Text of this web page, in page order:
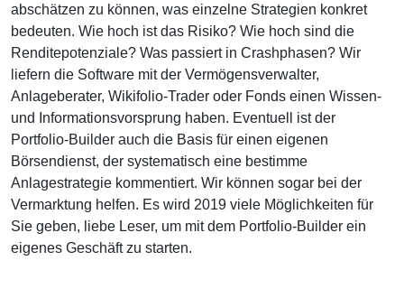
abschätzen zu können, was einzelne Strategien konkret
bedeuten. Wie hoch ist das Risiko? Wie hoch sind die
Renditepotenziale? Was passiert in Crashphasen? Wir
liefern die Software mit der Vermögensverwalter,
Anlageberater, Wikifolio-Trader oder Fonds einen Wissen-
und Informationsvorsprung haben. Eventuell ist der
Portfolio-Builder auch die Basis für einen eigenen
Börsendienst, der systematisch eine bestimme
Anlagestrategie kommentiert. Wir können sogar bei der
Vermarktung helfen. Es wird 2019 viele Möglichkeiten für
Sie geben, liebe Leser, um mit dem Portfolio-Builder ein
eigenes Geschäft zu starten.